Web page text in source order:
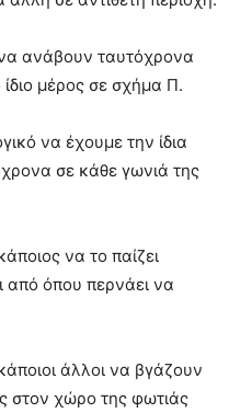
ανάβουν ταυτόχρονα
μέρος σε σχήμα Π.
να έχουμε την ίδια
σε κάθε γωνιά της
να το παίζει
από όπου περνάει να
άλλοι να βγάζουν
στον χώρο της φωτιάς